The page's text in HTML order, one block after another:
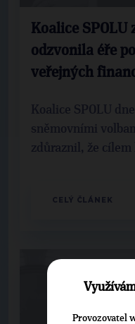
Koalice SPOLU
odzvonila éře
veřejných
Koalice SPOLU
sněmovními
zdůraznil, že
CELÝ ČLÁNEK
Provozovatel